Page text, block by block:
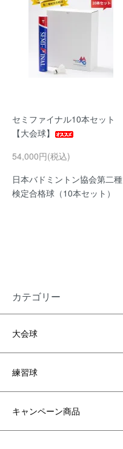
セミファイナル10本セット
【大会球】
54,000円(税込)
日本バドミントン協会第二種
検定合格球（10本セット）
カテゴリー
大会球
練習球
キャンペーン商品